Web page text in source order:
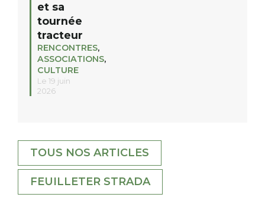
et sa
tournée
tracteur
RENCONTRES,
ASSOCIATIONS,
CULTURE
Le 19 juin
2026
TOUS NOS ARTICLES
FEUILLETER STRADA